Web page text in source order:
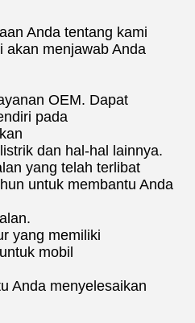
Anda tentang kami
akan menjawab Anda
OEM. Dapat
pada
dan hal-hal lainnya.
yang telah terlibat
untuk membantu Anda
yang memiliki
mobil
Anda menyelesaikan